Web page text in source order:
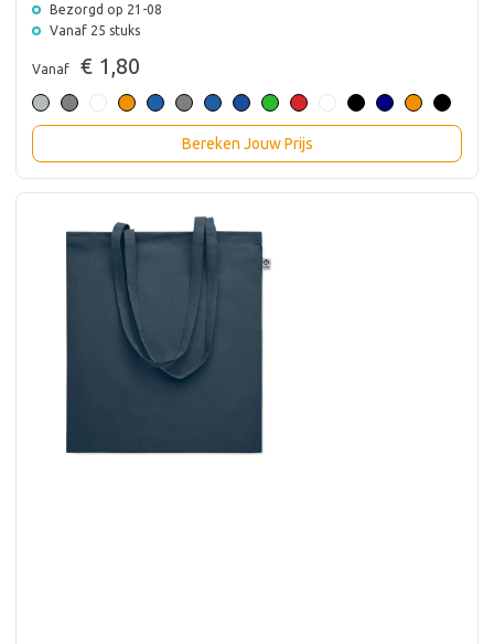
Bezorgd op 21-08
Vanaf 25 stuks
Vanaf € 1,80
Bereken Jouw Prijs